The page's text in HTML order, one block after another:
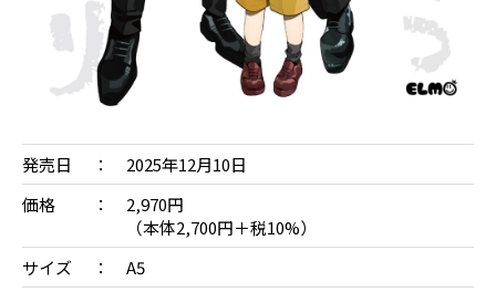
発売日
2025年12月10日
価格
2,970円
（本体2,700円＋税10%）
サイズ
A5